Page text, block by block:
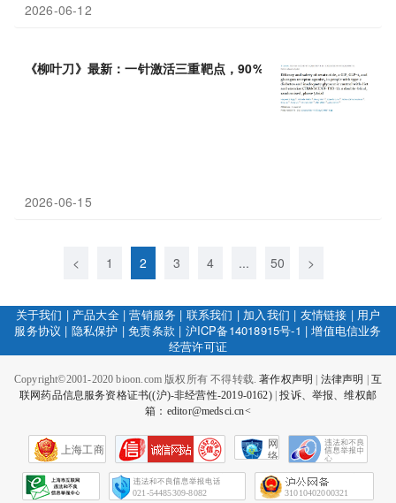
2026-06-12
《柳叶刀》最新：一针激活三重靶点，90%患者血糖达标，体重暴
2026-06-15
< 1 2 3 4 ... 50 >
关于我们 | 产品大全|营销服务 | 联系我们 | 加入我们 | 友情链接 | 用户
服务协议 | 隐私保护 |免责条款 | 沪ICP备14018915号-1 |增值电信业务
经营许可证
Copyright©2001-2020 bioon.com 版权所有 不得转载.著作权声明 法律声明
互
联网药品信息服务资格证书((沪)-非经营性-2019-0162)|投诉、举报、维权邮
箱：editor@medsci.cn<
上海工商
网
络
会
征
021-54485309-8082 31010402000321